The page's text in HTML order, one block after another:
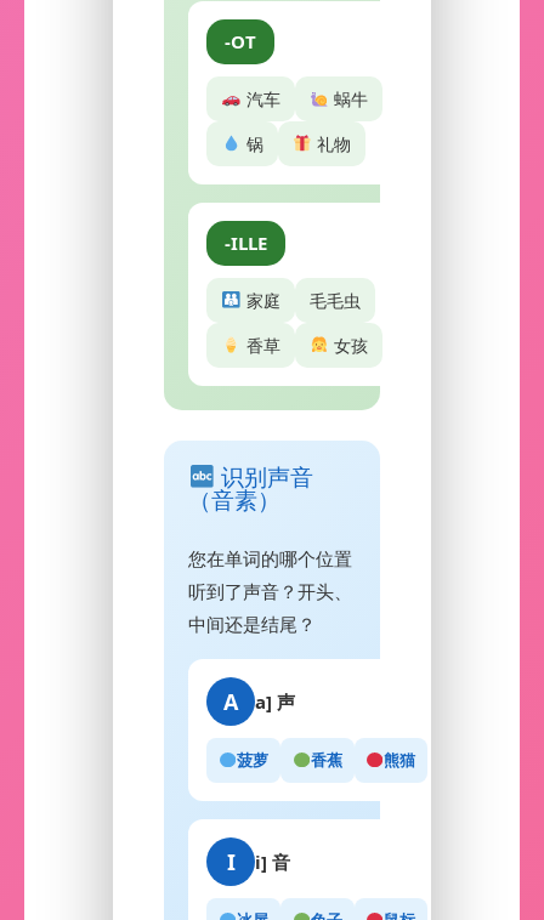
-OT
汽车
蜗牛
锅
礼物
-ILLE
家庭
毛毛虫
香草
女孩
识别声音
（音素）
您在单词的哪个位置
听到了声音？开头、
中间还是结尾？
A a] 声
菠萝 香蕉 熊猫
I i] 音